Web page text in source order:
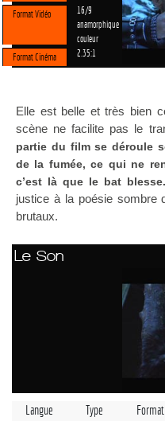
Format Vidéo
16/9
anamorphique
couleur
Format Cinéma
2.35:1
Elle est belle et très bien
scène ne facilite pas le
partie du film se déroule
de la fumée, ce qui ne
c’est là que le bat blesse.
justice à la poésie sombre
brutaux.
Le Son
Langue Type Format